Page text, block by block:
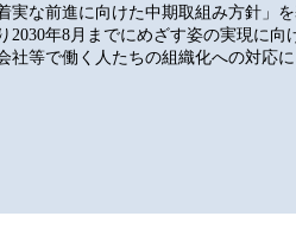
な前進に向けた中期取組み方針」
年8月までにめざす姿の実現に向
等で働く人たちの組織化への対応に